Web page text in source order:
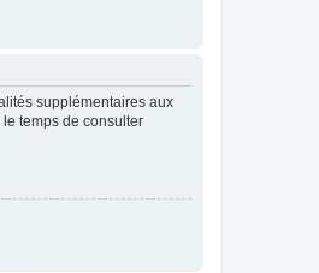
supplémentaires aux
temps de consulter